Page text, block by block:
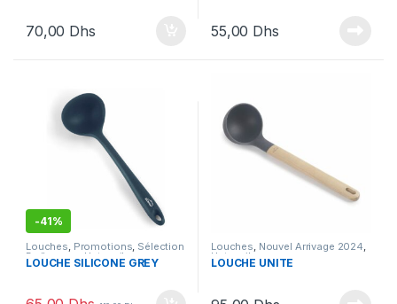
70,00 Dhs 55,00 Dhs
-41%
Louches, Promotions, Sélection
By Ihssane,Ustensiles
LOUCHE SILICONE GREY
Louches, Nouvel Arrivage 2024,
Ustensiles
LOUCHE UNITE